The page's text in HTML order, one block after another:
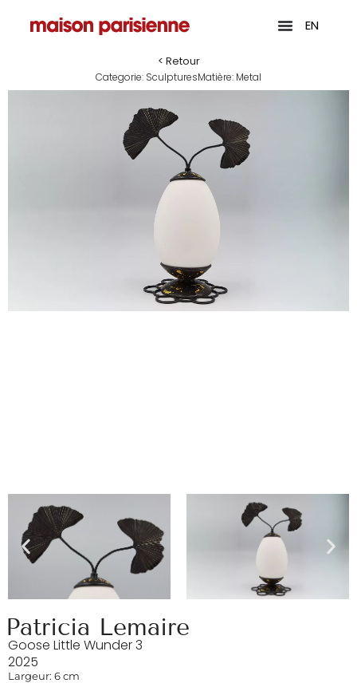
EN
< Retour
Categorie: SculpturesMatière: Metal
Patricia Lemaire
Goose Little Wunder 3
2025
Largeur: 6 cm